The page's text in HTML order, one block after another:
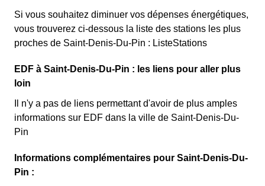
Si vous souhaitez diminuer vos dépenses énergétiques,
vous trouverez ci-dessous la liste des stations les plus
proches de Saint-Denis-Du-Pin : ListeStations
EDF à Saint-Denis-Du-Pin : les liens pour aller plus
loin
Il n'y a pas de liens permettant d'avoir de plus amples
informations sur EDF dans la ville de Saint-Denis-Du-
Pin
Informations complémentaires pour Saint-Denis-Du-
Pin :